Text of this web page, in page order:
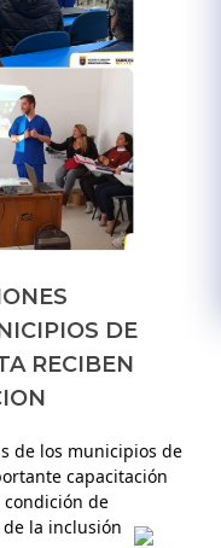
DE
RECIBEN
de los municipios de
capacitación
de
la inclusión